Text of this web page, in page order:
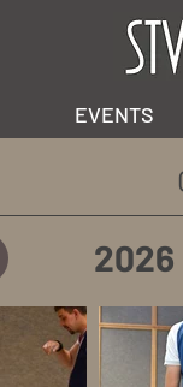
EVENTS